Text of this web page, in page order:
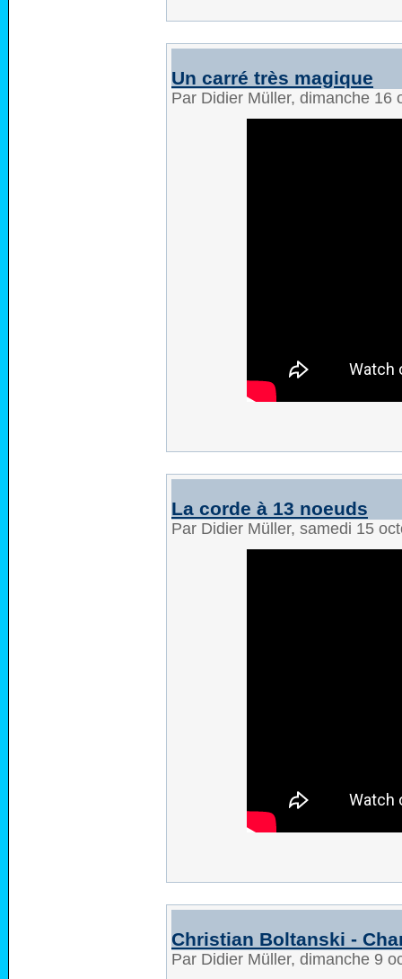
Un carré très magique
Par Didier Müller, dimanche 16
La corde à 13 noeuds
Par Didier Müller, samedi 15
Christian Boltanski -
Par Didier Müller, dimanche 9